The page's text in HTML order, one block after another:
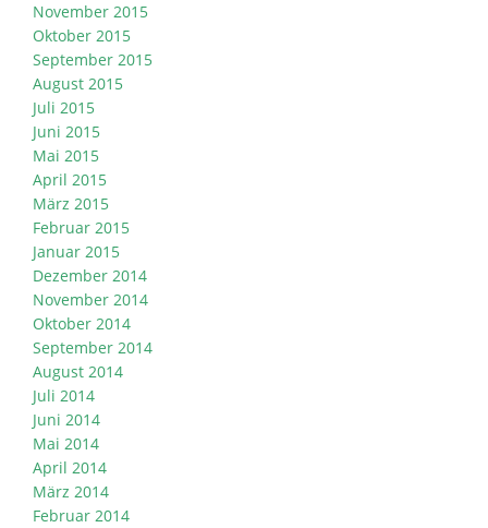
November 2015
Oktober 2015
September 2015
August 2015
Juli 2015
Juni 2015
Mai 2015
April 2015
März 2015
Februar 2015
Januar 2015
Dezember 2014
November 2014
Oktober 2014
September 2014
August 2014
Juli 2014
Juni 2014
Mai 2014
April 2014
März 2014
Februar 2014